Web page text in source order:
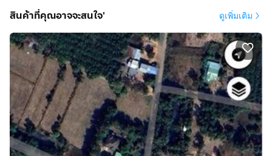
สินค้าที่คุณอาจจะสนใจ' ดูเพิ่มเติม